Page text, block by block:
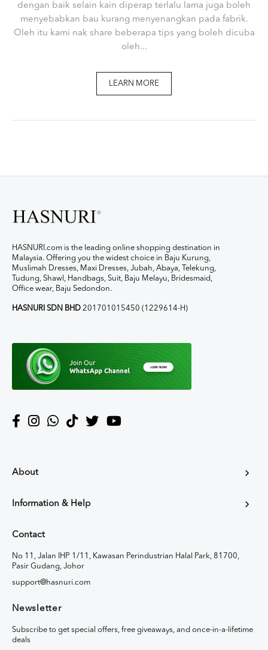
dengan baik selain kain diperap terlalu lama juga boleh
menyebabkan bau kurang menyenangkan pada fabrik.
Oleh itu kami nak share beberapa tips yang boleh dicuba
oleh...
LEARN MORE
HASNURI.com is the leading online shopping destination in
Malaysia. Offering you the widest choice in Baju Kurung,
Muslimah Dresses, Maxi Dresses, Jubah, Abaya, Telekung,
Tudung, Shawl, Handbags, Suit, Baju Melayu, Bridesmaid,
Office wear, Baju Sedondon.
HASNURI SDN BHD 201701015450 (1229614-H)
About
Information & Help
Contact
No 11, Jalan IHP 1/11, Kawasan Perindustrian Halal Park, 81700,
Pasir Gudang, Johor
support@hasnuri.com
Newsletter
Subscribe to get special offers, free giveaways, and once-in-a-lifetime
deals